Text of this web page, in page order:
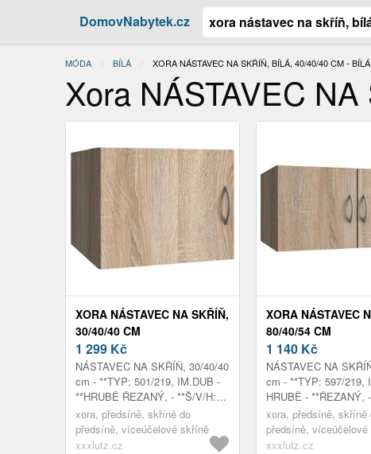
DomovNabytek.cz
MÓDA BÍLÁ AKTUÁLNÍ:
XORA NÁSTAVEC NA SKŘÍŇ, BÍLÁ, 40/40/40 CM - BÍLÁ
Xora NÁSTAVEC
XORA NÁSTAVEC NA SKŘÍŇ,
30/40/40 CM
1 299 Kč
NÁSTAVEC NA SKŘÍŇ, 30/40/40
cm - **TYP: 501/219, IM.DUB -
**HRUBĚ ŘEZANÝ, - **Š/V/H:
30X40X40 CM
xora, předsíně, skříně do
předsíně, víceúčelové skříně
xxxlutz.cz
XORA NÁSTAVEC
80/40/54 CM
1 140 Kč
NÁSTAVEC NA
cm - **TYP: 597/219,
HRUBĚ - **ŘEZANÝ,
80X40X54 CM
xora, předsíně, skříně
předsíně,
xxxlutz.cz